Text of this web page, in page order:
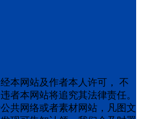
本网站及作者本人许可， 不
者本网站将追究其法律责任。
共网络或者素材网站，凡图文